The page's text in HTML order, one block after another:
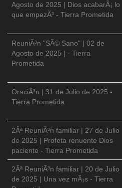
Agosto de 2025 | Dios acabarÃ¡ lo
que empezÃ³ - Tierra Prometida
ReuniÃ³n "SÃ© Sano" | 02 de
Agosto de 2025 | - Tierra
Prometida
OraciÃ³n | 31 de Julio de 2025 -
Tierra Prometida
2Âª ReuniÃ³n familiar | 27 de Julio
de 2025 | Profeta renuente Dios
paciente - Tierra Prometida
2Âª ReuniÃ³n familiar | 20 de Julio
de 2025 | Una vez mÃ¡s - Tierra